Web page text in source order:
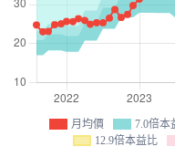
月均價 7.0倍本
12.9倍本益比